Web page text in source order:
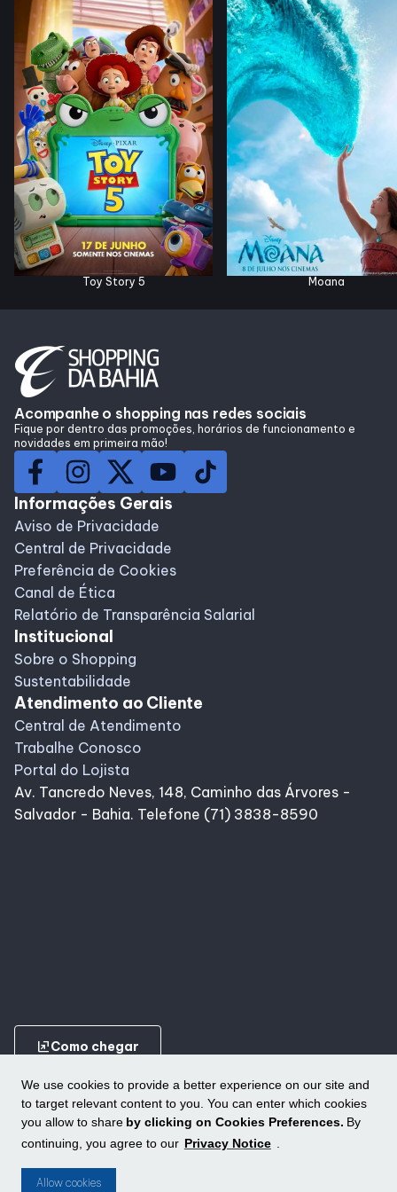
We use cookies to provide a better experience on our site and
to target relevant content to you. You can enter which cookies
you allow to share by clicking on Cookies Preferences. By
continuing, you agree to our Privacy Notice .
Allow cookies
SDB Premium
Horários
Entretenimento
Cinema
Eventos
Lojas e Restaurantes
Lojas
Alimentação
Compre Online
Programa de benefícios
Toy Story 5 Moana
Acompanhe o shopping nas redes sociais
Fique por dentro das promoções, horários de funcionamento e
novidades em primeira mão!
Informações Gerais
Aviso de Privacidade
Central de Privacidade
Preferência de Cookies
Canal de Ética
Relatório de Transparência Salarial
Institucional
Sobre o Shopping
Sustentabilidade
Atendimento ao Cliente
Central de Atendimento
Trabalhe Conosco
Portal do Lojista
Av. Tancredo Neves, 148, Caminho das Árvores -
Salvador - Bahia. Telefone (71) 3838-8590
ungroupComo chegar
Conheça outros shoppings da ALLOS